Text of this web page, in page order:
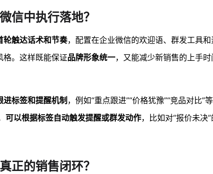
信中执行落地？
轮触达话术和节奏，配置在企业微信的欢迎语、群发工具
格。这样既能保证品牌形象统一，又能减少新销售的上手
进标签和提醒机制 ，例如“重点跟进”“价格犹豫”“竞品对比
可以根据标签自动触发提醒或群发动作，比如对“报价未决
正的销售闭环？